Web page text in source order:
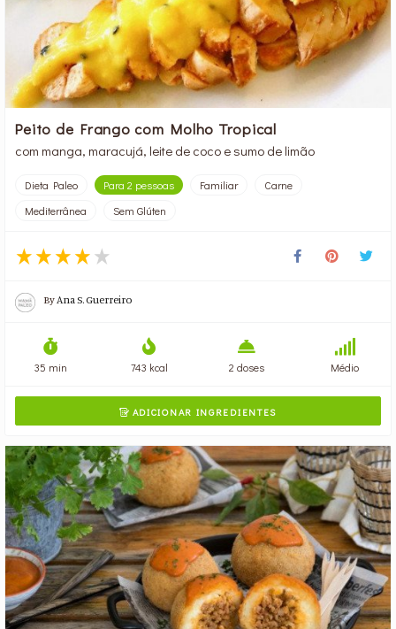
Peito de Frango com Molho Tropical
com manga, maracujá, leite de coco e sumo de limão
Dieta Paleo Para 2 pessoas Familiar
Carne
Mediterrânea
Sem Glúten
ByAna S. Guerreiro
35 min 743 kcal 2 doses Médio
ADICIONAR INGREDIENTES